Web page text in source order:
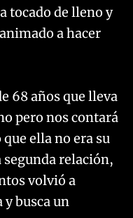
tocado de lleno y
a hacer
68 años que lleva
pero nos contará
ella no era su
relación,
volvió a
y busca un